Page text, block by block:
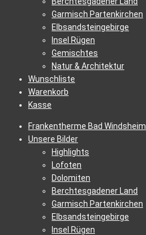
Garmisch Partenkirchen
Elbsandsteingebirge
Insel Rügen
Gemischtes
Natur & Architektur
Wunschliste
Warenkorb
Kasse
Frankentherme Bad Windsheim
Unsere Bilder
Highlights
Lofoten
Dolomiten
Berchtesgadener Land
Garmisch Partenkirchen
Elbsandsteingebirge
Insel Rügen